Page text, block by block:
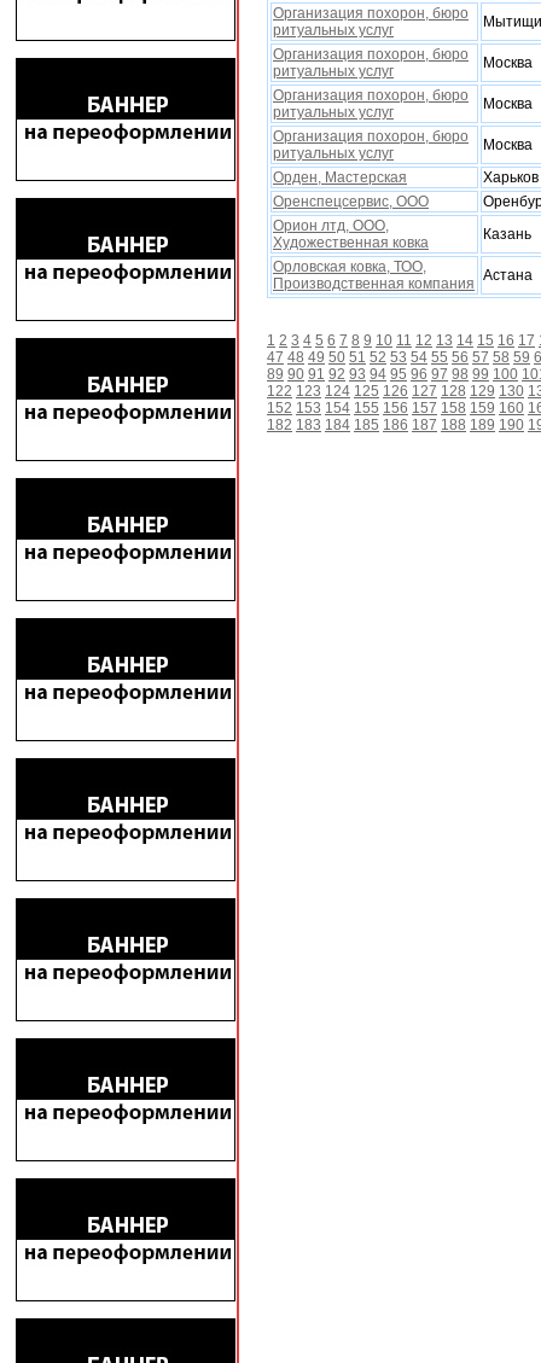
Организация похорон, бюро
ритуальных услуг
Мытищи
Организация похорон, бюро
ритуальных услуг
Москва
Организация похорон, бюро
ритуальных услуг
Москва
Организация похорон, бюро
ритуальных услуг
Москва
Орден, Мастерская
Xарьков
Оренспецсервис, ООО
Орион лтд, ООО,
Xудожественная ковка
Казань
Орловская ковка, ТОО,
Производственная компания Астана
1 2 3 4 5 6 7 8 9 10 11 12 13 14 15 16 17
47 48 49 50 51 52 53 54 55 56 57 58 59
89 90 91 92 93 94 95 96 97 98 99 100
122 123 124 125 126 127 128 129 130
152 153 154 155 156 157 158 159 160
182 183 184 185 186 187 188 189 190